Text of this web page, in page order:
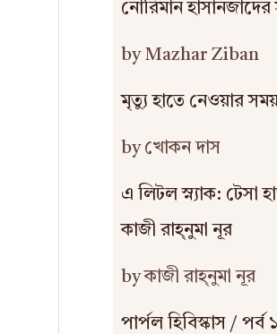
নোরিমান হাসানজাদের
by Mazhar Ziban
মৃত্যু হাতে নেওয়ার
by খোকন দাস
এ লিটল স্ন্যাক: টেসা
কাজী রাহ্‌নুমা নূর
by কাজী রাহ্‌নুমা নূর
পার্পল হিবিস্কাস / পর্ব